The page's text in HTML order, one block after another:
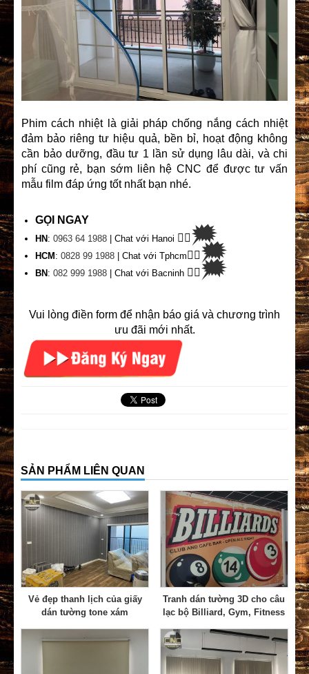
Phim cách nhiệt là giải pháp chống nắng cách nhiệt
đảm bảo riêng tư hiệu quả, bền bỉ, hoạt động không
cần bảo dưỡng, đầu tư 1 lần sử dụng lâu dài, và chi
phí cũng rẻ, bạn sớm liên hệ CNC để được tư vấn
mẫu film đáp ứng tốt nhất bạn nhé.
GỌI NGAY
HN : 0963 64 1988 | Chat với Hanoi 👉🏽🗯
HCM : 0828 99 1988 | Chat với Tphcm 👉🏽🗯
BN : 082 999 1988 | Chat với Bacninh 👉🏽🗯
Vui lòng điền form để nhận báo giá và chương trình
ưu đãi mới nhất.
SẢN PHẨM LIÊN QUAN
Vẻ đẹp thanh lịch của giấy
dán tường tone xám
Tranh dán tường 3D cho câu
lạc bộ Billiard, Gym, Fitness